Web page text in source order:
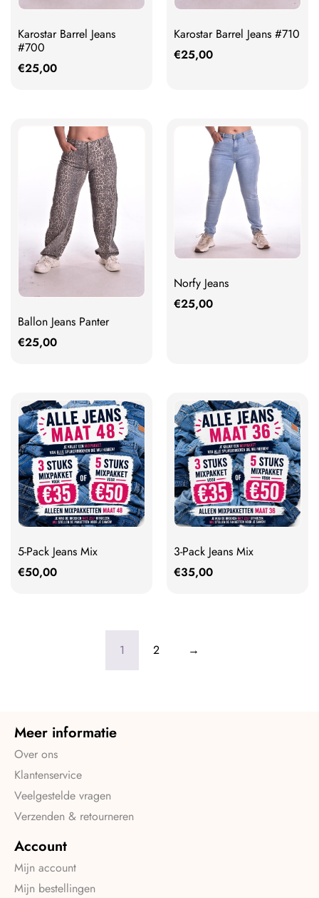
Karostar Barrel Jeans
#700
€25,00
Karostar Barrel Jeans #710
€25,00
Ballon Jeans Panter
€25,00
Norfy Jeans
€25,00
5-Pack Jeans Mix
€50,00
3-Pack Jeans Mix
€35,00
1 2 →
Meer informatie
Over ons
Klantenservice
Veelgestelde vragen
Verzenden & retourneren
Account
Mijn account
Mijn bestellingen